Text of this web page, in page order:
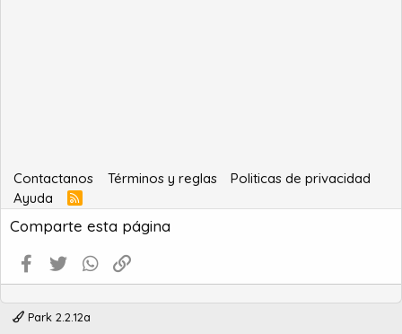
Contactanos Términos y reglas
Politicas de privacidad
Ayuda
R
S
S
Comparte esta página
Facebook
Twitter WhatsApp
Park 2.2.12a